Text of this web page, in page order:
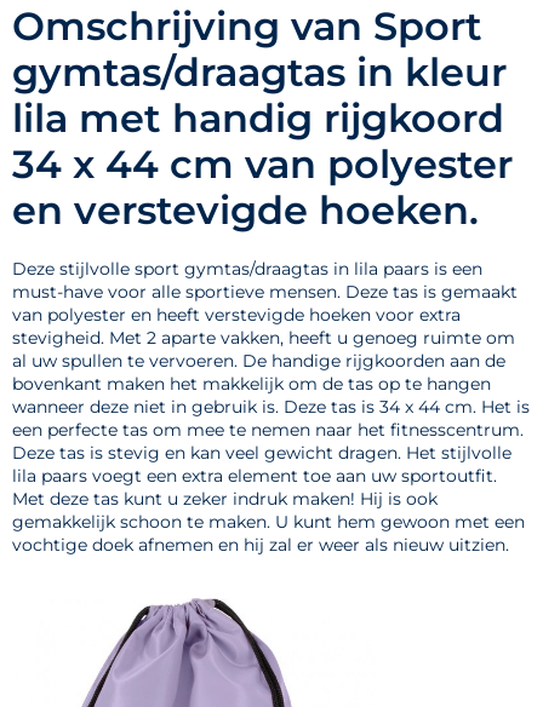
Omschrijving van Sport
gymtas/draagtas in kleur
lila met handig rijgkoord
34 x 44 cm van polyester
en verstevigde hoeken.
Deze stijlvolle sport gymtas/draagtas in lila paars is een
must-have voor alle sportieve mensen. Deze tas is gemaakt
van polyester en heeft verstevigde hoeken voor extra
stevigheid. Met 2 aparte vakken, heeft u genoeg ruimte om
al uw spullen te vervoeren. De handige rijgkoorden aan de
bovenkant maken het makkelijk om de tas op te hangen
wanneer deze niet in gebruik is. Deze tas is 34 x 44 cm. Het is
een perfecte tas om mee te nemen naar het fitnesscentrum.
Deze tas is stevig en kan veel gewicht dragen. Het stijlvolle
lila paars voegt een extra element toe aan uw sportoutfit.
Met deze tas kunt u zeker indruk maken! Hij is ook
gemakkelijk schoon te maken. U kunt hem gewoon met een
vochtige doek afnemen en hij zal er weer als nieuw uitzien.